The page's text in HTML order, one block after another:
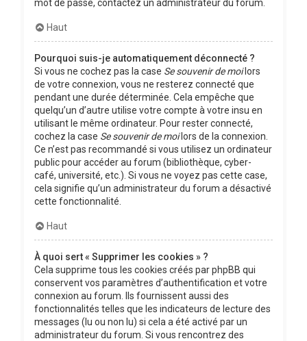
mot de passe, contactez un administrateur du forum.
Haut
Pourquoi suis-je automatiquement déconnecté ?
Si vous ne cochez pas la case Se souvenir de moilors
de votre connexion, vous ne resterez connecté que
pendant une durée déterminée. Cela empêche que
quelqu’un d’autre utilise votre compte à votre insu en
utilisant le même ordinateur. Pour rester connecté,
cochez la case Se souvenir de moilors de la connexion.
Ce n’est pas recommandé si vous utilisez un ordinateur
public pour accéder au forum (bibliothèque, cyber-
café, université, etc.). Si vous ne voyez pas cette case,
cela signifie qu’un administrateur du forum a désactivé
cette fonctionnalité.
Haut
À quoi sert « Supprimer les cookies » ?
Cela supprime tous les cookies créés par phpBB qui
conservent vos paramètres d’authentification et votre
connexion au forum. Ils fournissent aussi des
fonctionnalités telles que les indicateurs de lecture des
messages (lu ou non lu) si cela a été activé par un
administrateur du forum. Si vous rencontrez des